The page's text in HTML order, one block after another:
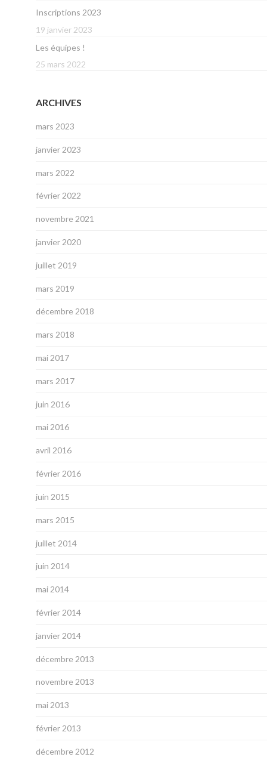
Inscriptions 2023
19 janvier 2023
Les équipes !
25 mars 2022
ARCHIVES
mars 2023
janvier 2023
mars 2022
février 2022
novembre 2021
janvier 2020
juillet 2019
mars 2019
décembre 2018
mars 2018
mai 2017
mars 2017
juin 2016
mai 2016
avril 2016
février 2016
juin 2015
mars 2015
juillet 2014
juin 2014
mai 2014
février 2014
janvier 2014
décembre 2013
novembre 2013
mai 2013
février 2013
décembre 2012